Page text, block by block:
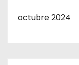
octubre 2024